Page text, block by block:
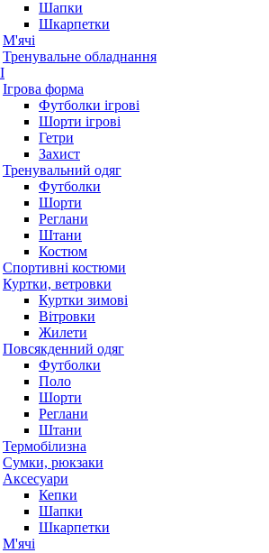
Шапки
Шкарпетки
М'ячі
Тренувальне обладнання
Ігрова форма
Футболки ігрові
Шорти ігрові
Гетри
Захист
Тренувальний одяг
Футболки
Шорти
Реглани
Штани
Костюм
Спортивні костюми
Куртки, ветровки
Куртки зимові
Вітровки
Жилети
Повсякденний одяг
Футболки
Поло
Шорти
Реглани
Штани
Термобілизна
Сумки, рюкзаки
Аксесуари
Кепки
Шапки
Шкарпетки
М'ячі